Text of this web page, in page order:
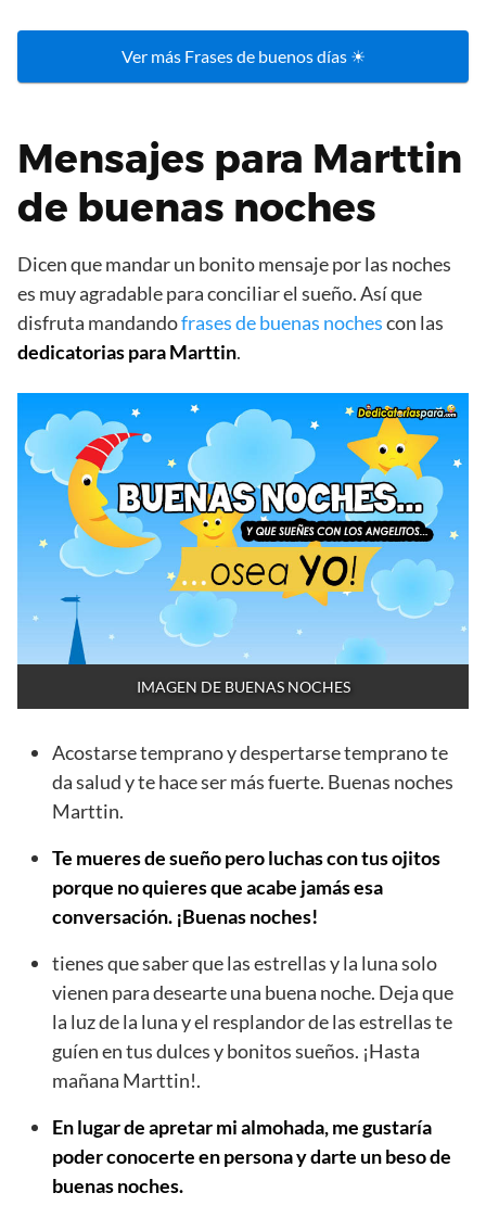
Ver más Frases de buenos días ☀
Mensajes para Marttin
de buenas noches
Dicen que mandar un bonito mensaje por las noches
es muy agradable para conciliar el sueño. Así que
disfruta mandandofrases de buenas nochescon las
dedicatorias para Marttin.
IMAGEN DE BUENAS NOCHES
Acostarse temprano y despertarse temprano te
da salud y te hace ser más fuerte. Buenas noches
Marttin.
Te mueres de sueño pero luchas con tus ojitos
porque no quieres que acabe jamás esa
conversación. ¡Buenas noches!
tienes que saber que las estrellas y la luna solo
vienen para desearte una buena noche. Deja que
la luz de la luna y el resplandor de las estrellas te
guíen en tus dulces y bonitos sueños. ¡Hasta
mañana Marttin!.
En lugar de apretar mi almohada, me gustaría
poder conocerte en persona y darte un beso de
buenas noches.